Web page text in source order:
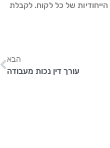
של כל לקוח. לקבלת
הבא
עורך דין נכות מעבודה